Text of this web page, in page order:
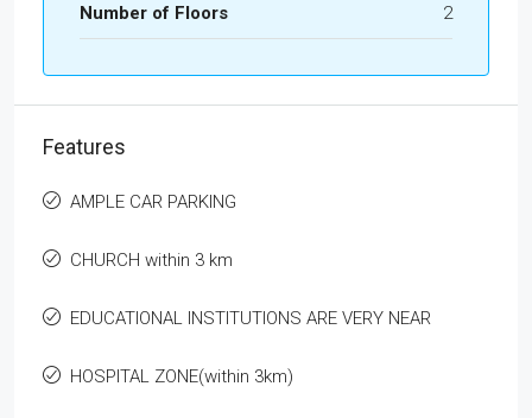
Number of Floors 2
Features
AMPLE CAR PARKING
CHURCH within 3 km
EDUCATIONAL INSTITUTIONS ARE VERY NEAR
HOSPITAL ZONE(within 3km)